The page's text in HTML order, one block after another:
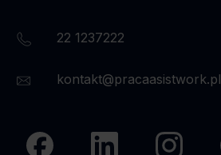
22 1237222
kontakt@pracaasistwork.pl